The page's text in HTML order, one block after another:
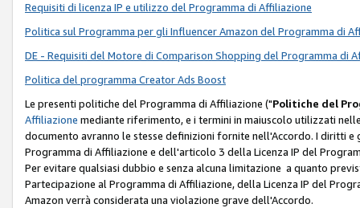
Requisiti di licenza IP e utilizzo del Programma di Affiliazione
Politica sul Programma per gli Influencer Amazon del Programma di
DE - Requisiti del Motore di Comparison Shopping del Programma di
Politica del programma Creator Ads Boost
Le presenti politiche del Programma di Affiliazione ("Politiche del
Affiliazione mediante riferimento, e i termini in maiuscolo utilizzati
documento avranno le stesse definizioni fornite nell'Accordo. I diritti
Programma di Affiliazione e dell'articolo 3 della Licenza IP del
Per evitare qualsiasi dubbio e senza alcuna limitazione a quanto
Partecipazione al Programma di Affiliazione, della Licenza IP del
Amazon verrà considerata una violazione grave dell'Accordo.